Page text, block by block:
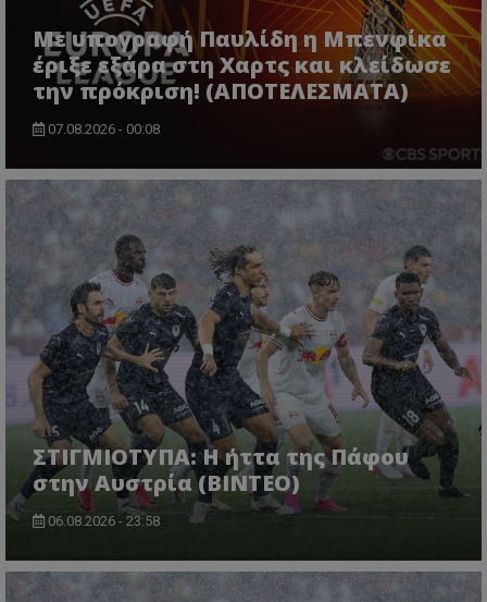
Με υπογραφή Παυλίδη η Μπενφίκα
έριξε εξάρα στη Χαρτς και κλείδωσε
την πρόκριση! (ΑΠΟΤΕΛΕΣΜΑΤΑ)
07.08.2026 - 00:08
ΣΤΙΓΜΙΟΤΥΠΑ: Η ήττα της Πάφου
στην Αυστρία (ΒΙΝΤΕΟ)
06.08.2026 - 23:58